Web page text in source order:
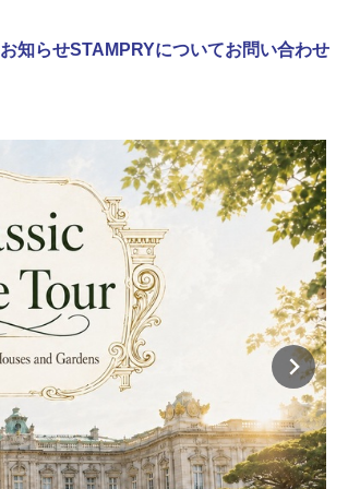
お知らせSTAMPRYについてお問い合わせ